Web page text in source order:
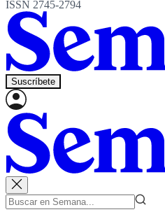
ISSN 2745-2794
Suscríbete